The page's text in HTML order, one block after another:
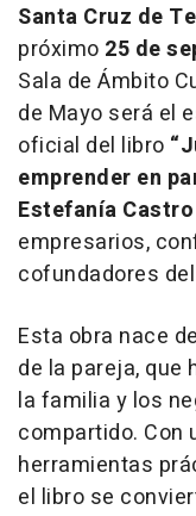
Santa Cruz de
próximo 25 de
Sala de Ámbito
de Mayo será el
oficial del libro
emprender en
Estefanía
empresarios,
cofundadores
Esta obra nace
de la pareja, que
la familia y los
compartido. Con
herramientas
el libro se